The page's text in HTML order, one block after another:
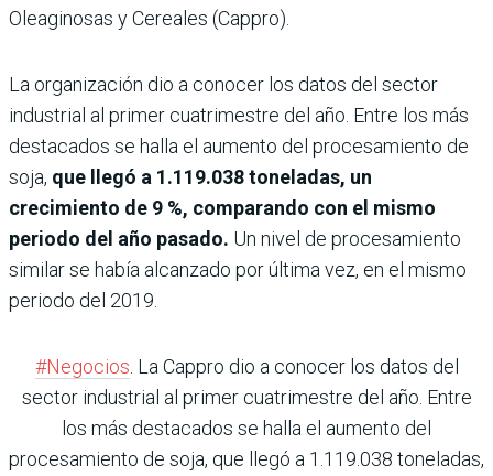
Oleaginosas y Cereales (Cappro).
La organización dio a conocer los datos del sector
industrial al primer cuatrimestre del año. Entre los más
destacados se halla el aumento del procesamiento de
soja, que llegó a 1.119.038 toneladas, un
crecimiento de 9 %, comparando con el mismo
periodo del año pasado. Un nivel de procesamiento
similar se había alcanzado por última vez, en el mismo
periodo del 2019.
#Negocios . La Cappro dio a conocer los datos del
sector industrial al primer cuatrimestre del año. Entre
los más destacados se halla el aumento del
procesamiento de soja, que llegó a 1.119.038 toneladas,